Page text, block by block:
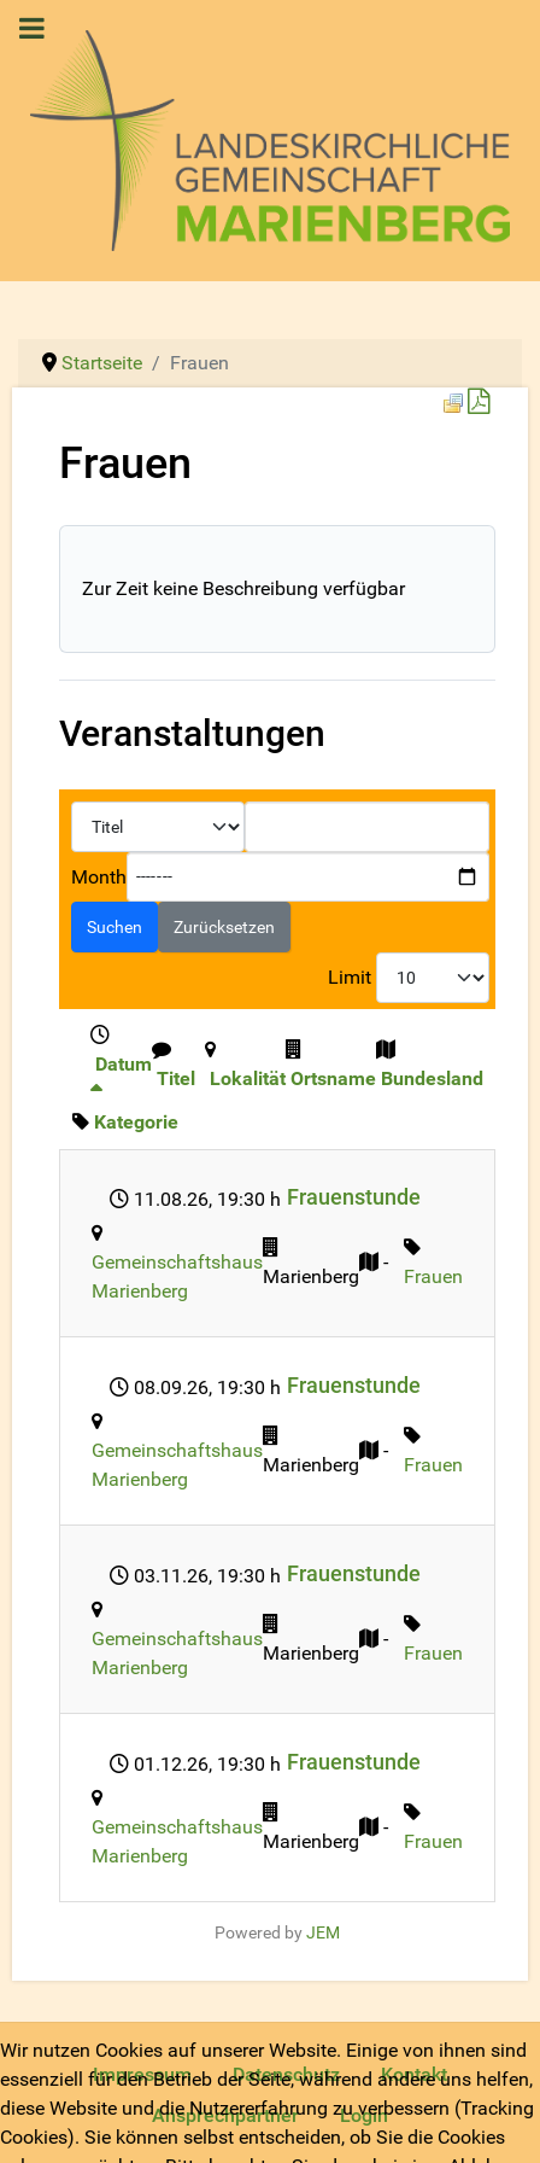
Startseite
Frauen
Frauen
Zur Zeit keine Beschreibung verfügbar
Veranstaltungen
Month
Suchen Zurücksetzen
Limit
Datum
Titel Lokalität Ortsname Bundesland
Kategorie
11.08.26, 19:30 h Frauenstunde
Gemeinschaftshaus
Marienberg
Marienberg
-
Frauen
08.09.26, 19:30 h Frauenstunde
Gemeinschaftshaus
Marienberg
Marienberg
-
Frauen
03.11.26, 19:30 h Frauenstunde
Gemeinschaftshaus
Marienberg
Marienberg
-
Frauen
01.12.26, 19:30 h Frauenstunde
Gemeinschaftshaus
Marienberg
Marienberg
-
Frauen
Powered byJEM
Impressum Datenschutz
Kontakt
Ansprechpartner
Login
Wir nutzen Cookies auf unserer Website. Einige von ihnen sind
essenziell für den Betrieb der Seite, während andere uns helfen,
diese Website und die Nutzererfahrung zu verbessern (Tracking
Cookies). Sie können selbst entscheiden, ob Sie die Cookies